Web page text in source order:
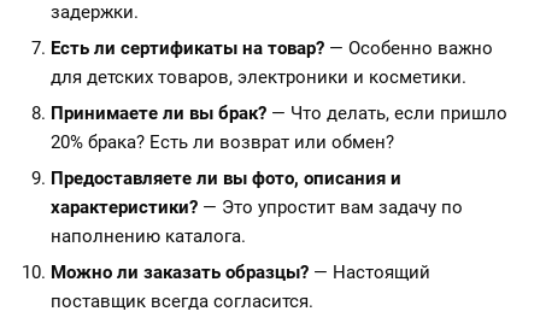
задержки.
Есть ли сертификаты на товар? — Особенно важно
для детских товаров, электроники и косметики.
Принимаете ли вы брак? — Что делать, если пришло
20% брака? Есть ли возврат или обмен?
Предоставляете ли вы фото, описания и
характеристики? — Это упростит вам задачу по
наполнению каталога.
Можно ли заказать образцы? — Настоящий
поставщик всегда согласится.